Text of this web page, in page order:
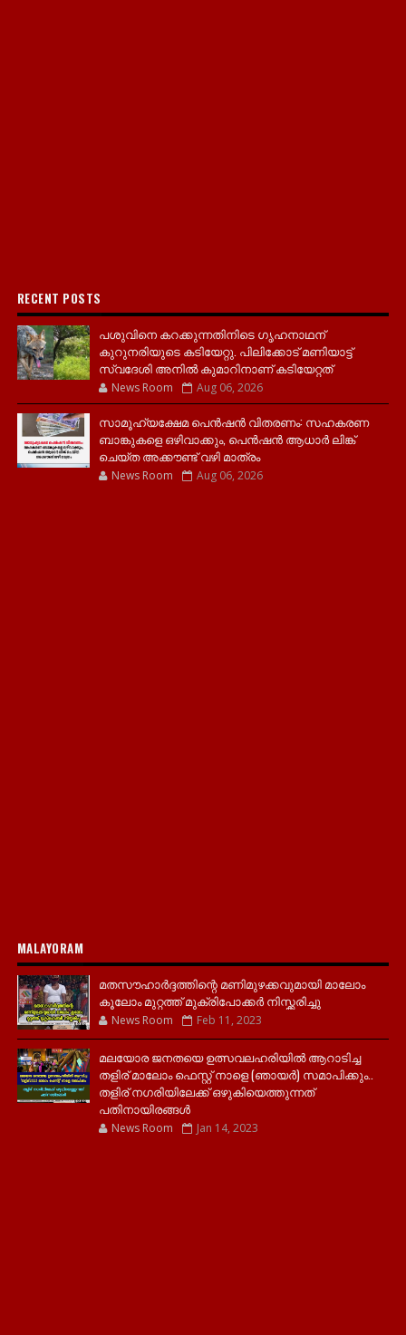
RECENT POSTS
പശുവിനെ കറക്കുന്നതിനിടെ ഗൃഹനാഥന്
കുറുനരിയുടെ കടിയേറ്റു. പിലിക്കോട് മണിയാട്ട്
സ്വദേശി അനിൽ കുമാറിനാണ് കടിയേറ്റത്
News Room Aug 06, 2026
സാമൂ​ഹ്യക്ഷേമ പെൻഷൻ വിതരണം: സഹകരണ
ബാങ്കുകളെ ഒഴിവാക്കും, പെൻഷൻ ആധാർ‌ ലിങ്ക്
ചെയ്ത അക്കൗണ്ട് വഴി മാത്രം
News Room Aug 06, 2026
MALAYORAM
മതസൗഹാർദ്ദത്തിന്റെ മണിമുഴക്കവുമായി മാലോം
കൂലോം മുറ്റത്ത് മുക്രിപോക്കർ നിസ്ക്കരിച്ചു
News Room Feb 11, 2023
മലയോര ജനതയെ ഉത്സവലഹരിയിൽ ആറാടിച്ച
തളിര് മാലോം ഫെസ്റ്റ് നാളെ (ഞായർ) സമാപിക്കും..
തളിര് നഗരിയിലേക്ക് ഒഴുകിയെത്തുന്നത്
പതിനായിരങ്ങൾ
News Room Jan 14, 2023